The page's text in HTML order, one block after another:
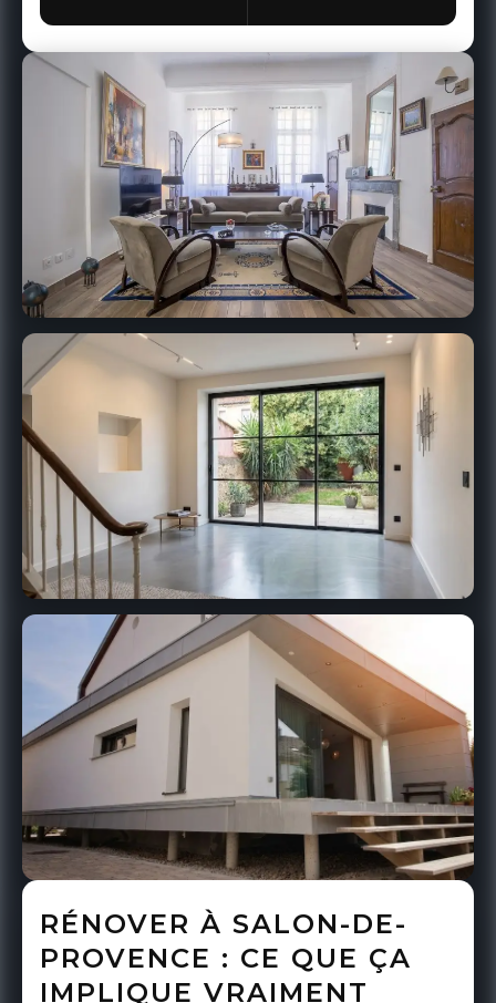
RÉNOVER À SALON-DE-
PROVENCE : CE QUE ÇA
IMPLIQUE VRAIMENT